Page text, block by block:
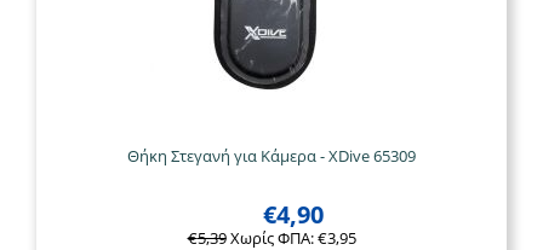
Θήκη Στεγανή για Κάμερα - XDive 65309
€5,39
€4,90
Χωρίς ΦΠΑ:€3,95